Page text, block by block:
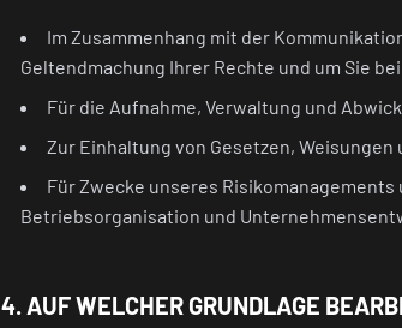
Im Zusammenhang mit der
Geltendmachung Ihrer Rechte und um Sie
Für die Aufnahme, Verwaltung und
Zur Einhaltung von Gesetzen,
Für Zwecke unseres
Betriebsorganisation und
4. AUF WELCHER GRUNDLAGE